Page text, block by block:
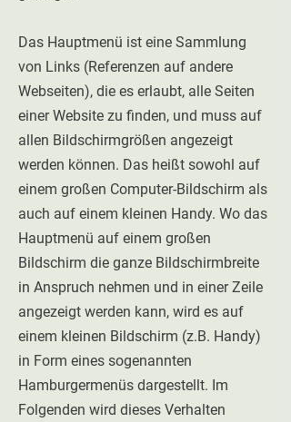
Das Hauptmenü ist eine Sammlung
von Links (Referenzen auf andere
Webseiten), die es erlaubt, alle Seiten
einer Website zu finden, und muss auf
allen Bildschirmgrößen angezeigt
werden können. Das heißt sowohl auf
einem großen Computer-Bildschirm als
auch auf einem kleinen Handy. Wo das
Hauptmenü auf einem großen
Bildschirm die ganze Bildschirmbreite
in Anspruch nehmen und in einer Zeile
angezeigt werden kann, wird es auf
einem kleinen Bildschirm (z.B. Handy)
in Form eines sogenannten
Hamburgermenüs dargestellt. Im
Folgenden wird dieses Verhalten